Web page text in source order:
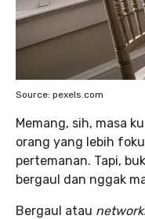
Source: pexels.com
Memang, sih, masa
orang yang lebih
pertemanan. Tapi,
bergaul dan nggak
Bergaul atau